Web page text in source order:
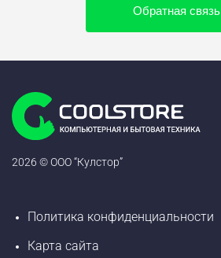
Обратная связь
2026 © ООО “Кулстор”
Политика конфиденциальности
Карта сайта